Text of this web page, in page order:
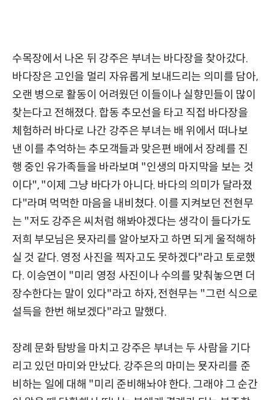
수목장에서 나온 뒤 강주은 부녀는 바다장을 찾아갔다.
바다장은 고인을 멀리 자유롭게 보내드리는 의미를 담아,
오랜 병으로 활동이 어려웠던 이들이나 실향민들이 많이
찾는다고 전해졌다. 합동 추모선을 타고 직접 바다장을
체험하러 바다로 나간 강주은 부녀는 배 위에서 떠나보
낸 이를 추억하는 추모객들과 맞은편 배에서 장례를 진
행 중인 유가족들을 바라보며 "인생의 마지막을 보는 것
이다", "이제 그냥 바다가 아니다. 바다의 의미가 달라졌
다"라며 먹먹한 마음을 내비쳤다. 이를 지켜보던 전현무
는 "저도 강주은 씨처럼 해봐야겠다는 생각이 들다가도
저희 부모님은 묫자리를 알아보자고 하면 되게 울적해하
실 것 같다. 영정 사진을 찍자고도 못하겠다"라고 토로했
다. 이승연이 "미리 영정 사진이나 수의를 맞춰놓으면 더
장수한다는 말이 있다"라고 하자, 전현무는 "그런 식으로
설득을 한번 해보겠다"라고 말했다.
장례 문화 탐방을 마치고 강주은 부녀는 두 사람을 기다
리고 있던 마미와 만났다. 강주은의 마미는 묫자리를 준
비하는 일에 대해 "미리 준비해놔야 한다. 그래야 그 순간